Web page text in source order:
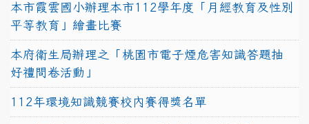
本市霞雲國小辦理本市112學年度「月經教育及性別
平等教育」繪畫比賽
本府衛生局辦理之「桃園市電子煙危害知識答題抽
好禮問卷活動」
112年環境知識競賽校內賽得獎名單